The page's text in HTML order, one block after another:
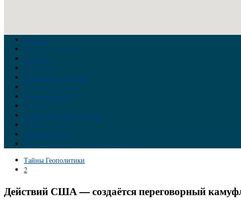
Главная
Война на Украине
Новости
Аналитика
Тайны Геополитики
Российские элиты
Теория заговора
Украина
Новый Мировой Порядок
Тайны истории
Обратная связь
Правила комментирования материалов
Тайны Геополитики
2
Действий США — создаётся переговорный